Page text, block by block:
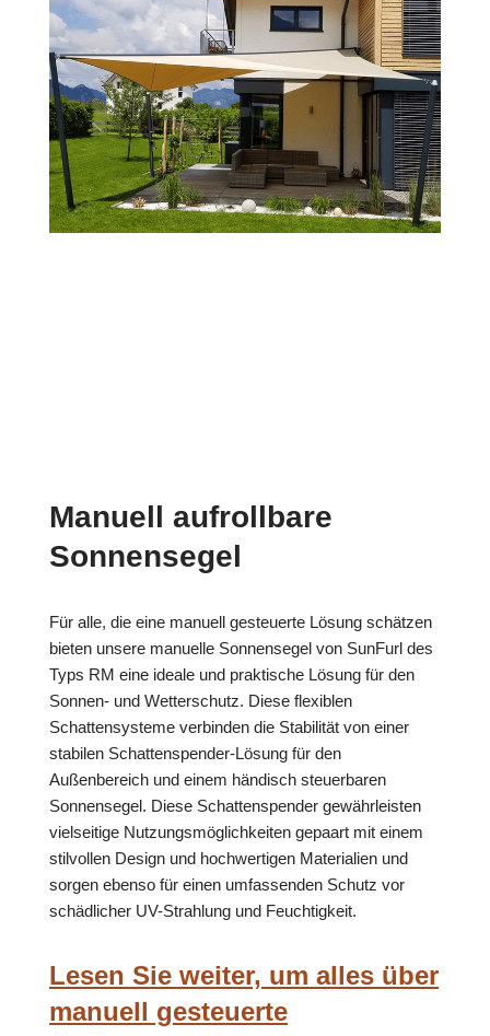
Manuell aufrollbare
Sonnensegel
Für alle, die eine manuell gesteuerte Lösung schätzen
bieten unsere manuelle Sonnensegel von SunFurl des
Typs RM eine ideale und praktische Lösung für den
Sonnen- und Wetterschutz. Diese flexiblen
Schattensysteme verbinden die Stabilität von einer
stabilen Schattenspender-Lösung für den
Außenbereich und einem händisch steuerbaren
Sonnensegel. Diese Schattenspender gewährleisten
vielseitige Nutzungsmöglichkeiten gepaart mit einem
stilvollen Design und hochwertigen Materialien und
sorgen ebenso für einen umfassenden Schutz vor
schädlicher UV-Strahlung und Feuchtigkeit.
Lesen Sie weiter, um alles über
manuell gesteuerte